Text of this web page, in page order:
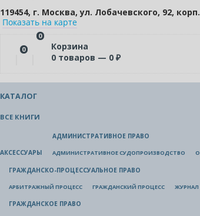
119454, г. Москва, ул. Лобачевского, 92,
Показать на карте
0
0
Корзина
0 товаров — 0 ₽
КАТАЛОГ
ВСЕ КНИГИ
АКСЕССУАРЫ
АДМИНИСТРАТИВНОЕ ПРАВО
АДМИНИСТРАТИВНОЕ СУДОПРОИЗВОДСТВО
ГРАЖДАНСКО-ПРОЦЕССУАЛЬНОЕ ПРАВО
АРБИТРАЖНЫЙ ПРОЦЕСС ГРАЖДАНСКИЙ ПРОЦЕСС ЖУРНАЛ
ГРАЖДАНСКОЕ ПРАВО